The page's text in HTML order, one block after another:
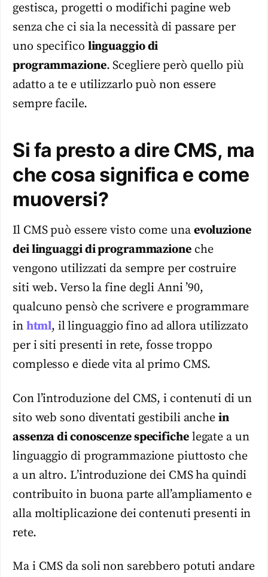
gestisca, progetti o modifichi pagine web
senza che ci sia la necessità di passare per
uno specifico linguaggio di
programmazione. Scegliere però quello più
adatto a te e utilizzarlo può non essere
sempre facile.
Si fa presto a dire CMS, ma
che cosa significa e come
muoversi?
Il CMS può essere visto come una evoluzione
dei linguaggi di programmazioneche
vengono utilizzati da sempre per costruire
siti web. Verso la fine degli Anni ’90,
qualcuno pensò che scrivere e programmare
in html, il linguaggio fino ad allora utilizzato
per i siti presenti in rete, fosse troppo
complesso e diede vita al primo CMS.
Con l’introduzione del CMS, i contenuti di un
sito web sono diventati gestibili anche in
assenza di conoscenze specifichelegate a un
linguaggio di programmazione piuttosto che
a un altro. L’introduzione dei CMS ha quindi
contribuito in buona parte all’ampliamento e
alla moltiplicazione dei contenuti presenti in
rete.
Ma i CMS da soli non sarebbero potuti andare